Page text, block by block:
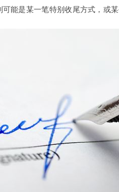
能是某一笔特别收尾方式，或某